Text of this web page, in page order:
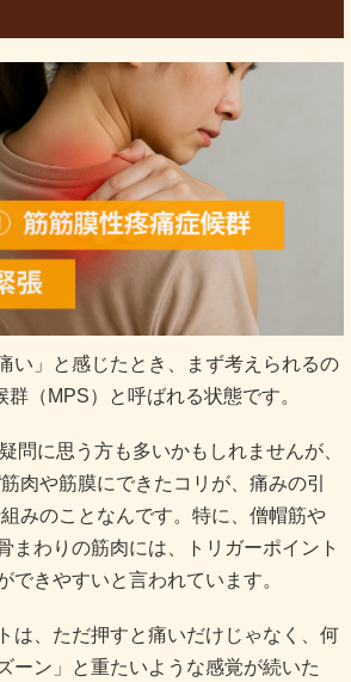
い」と感じたとき、まず考えられるの
（MPS）と呼ばれる状態です。
問に思う方も多いかもしれませんが、
肉や筋膜にできたコリが、痛みの引
みのことなんです。特に、僧帽筋や
まわりの筋肉には、トリガーポイント
できやすいと言われています。
は、ただ押すと痛いだけじゃなく、何
ーン」と重たいような感覚が続いた